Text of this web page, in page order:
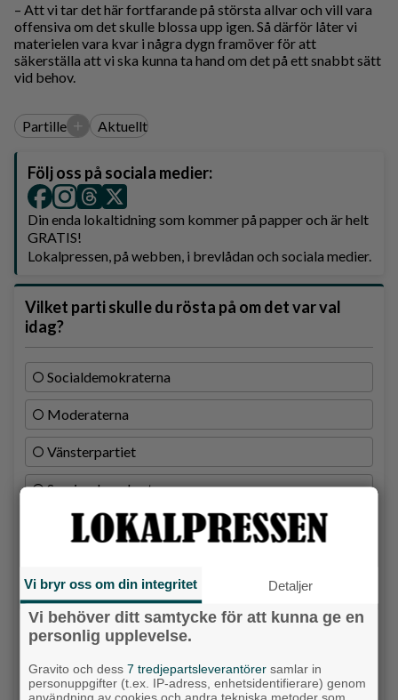
– Att vi tar det här fortfarande på största allvar och vill vara
offensiva om det skulle blossa upp igen. Så därför låter vi
materielen vara kvar i några dygn framöver för att
säkerställa att vi ska kunna ta hand om det på ett snabbt sätt
vid behov.
Partille + Aktuellt
Följ oss på sociala medier:
Din enda lokaltidning som kommer på papper och är helt
GRATIS!
Lokalpressen, på webben, i brevlådan och sociala medier.
Vilket parti skulle du rösta på om det var val
idag?
Socialdemokraterna
Moderaterna
Vänsterpartiet
Sverigedemokraterna
Miljöpartiet
Centerpartiet
Liberalerna
Vet ej
Vi bryr oss om din integritet Detaljer
Vi behöver ditt samtycke för att kunna ge en
personlig upplevelse.
Gravito och dess7 tredjepartsleverantörer samlar in
personuppgifter (t.ex. IP-adress, enhetsidentifierare) genom
användning av cookies och andra tekniska metoder som